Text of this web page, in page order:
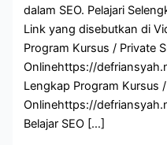
dalam SEO. Pelajari
Link yang disebutkan di
Program Kursus / Private
Onlinehttps://
Lengkap Program Kursus
Onlinehttps://
Belajar SEO […]